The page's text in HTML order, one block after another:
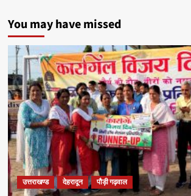
You may have missed
उत्तराखण्ड देहरादून पौड़ी गढ़वाल